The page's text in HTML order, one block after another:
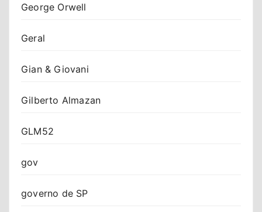
George Orwell
Geral
Gian & Giovani
Gilberto Almazan
GLM52
gov
governo de SP